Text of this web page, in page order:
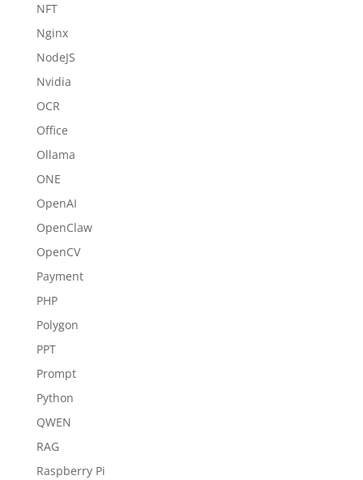
NFT
Nginx
NodeJS
Nvidia
OCR
Office
Ollama
ONE
OpenAI
OpenClaw
OpenCV
Payment
PHP
Polygon
PPT
Prompt
Python
QWEN
RAG
Raspberry Pi